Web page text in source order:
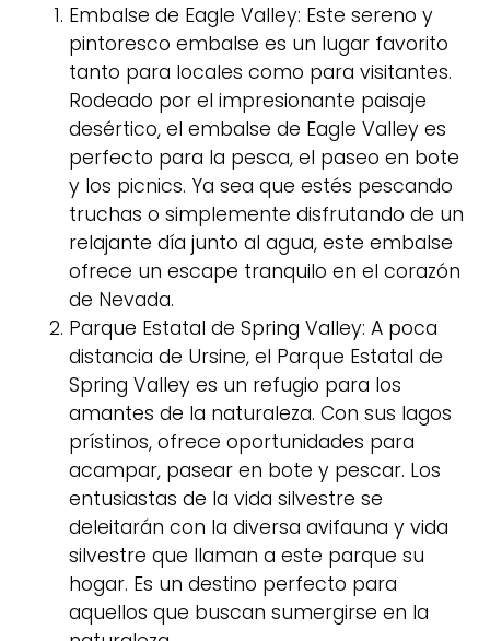
Embalse de Eagle Valley: Este sereno y
pintoresco embalse es un lugar favorito
tanto para locales como para visitantes.
Rodeado por el impresionante paisaje
desértico, el embalse de Eagle Valley es
perfecto para la pesca, el paseo en bote
y los picnics. Ya sea que estés pescando
truchas o simplemente disfrutando de un
relajante día junto al agua, este embalse
ofrece un escape tranquilo en el corazón
de Nevada.
Parque Estatal de Spring Valley: A poca
distancia de Ursine, el Parque Estatal de
Spring Valley es un refugio para los
amantes de la naturaleza. Con sus lagos
prístinos, ofrece oportunidades para
acampar, pasear en bote y pescar. Los
entusiastas de la vida silvestre se
deleitarán con la diversa avifauna y vida
silvestre que llaman a este parque su
hogar. Es un destino perfecto para
aquellos que buscan sumergirse en la